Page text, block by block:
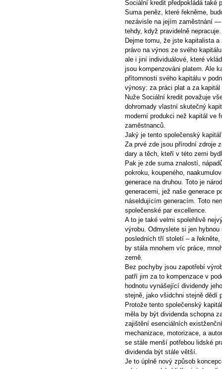
Sociální kredit předpokládá také
Suma peněz, které řekněme,
nezávisle na jejím zaměstnání
tehdy, když pravidelně nepracuje.
Dejme tomu, že jste kapitalista
právo na výnos ze svého
ale i jiní individuálové, které
jsou kompenzováni platem. Ale
přítomnosti svého kapitálu v
výnosy: za práci plat a za kapitál
Nuže Sociální kredit považuje
dohromady vlastní skutečný
moderní produkci než kapitál ve
zaměstnanců.
Jaký je tento společenský
Za prvé zde jsou přírodní zdroje
dary a těch, kteří v této zemi
Pak je zde suma znalostí,
pokroku, koupeného,
generace na druhou. Toto je
generacemi, jež naše generace
náseldujícím generacím. Toto
společenské par excellence.
A to je také velmi spolehlivě
výrobu. Odmyslete si jen
posledních tří století – a
by stála mnohem víc práce,
země.
Bez pochyby jsou zapotřebí
patří jim za to kompenzace v
hodnotu vynášející dividendy
stejně, jako všidchni stejně dědí
Protože tento společenský
měla by být dividenda schopna
zajištění esenciálních
mechanizace, motorizace, a
se stále menší potřebou lidské
dividenda být stále větší.
Je to úplně nový způsob